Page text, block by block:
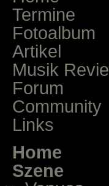
Termine
Fotoalbum
Artikel
Musik
Forum
Community
Links
Home
Szene